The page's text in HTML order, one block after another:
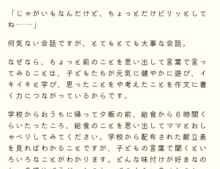
「じゃがいもなんだけど、ちょっとだけピリッとして
ね……」
何気ない会話ですが、とてもとても大事な会話。
なぜなら、ちょっと前のことを思い出して言葉で言っ
てみることは、子どもたちが元気に健やかに遊び、イ
キイキと学び、思ったことをや考えたことを作文に書
く力につながっているからです。
学校からおうちに帰って夕飯の前、給食から６時間く
らいたったころ、給食のことを思い出してママとおし
ゃべりしてみてください。学校から配布された献立表
を見ればわかることですが、子どもの言葉で聞くとい
ろいろなことがわかります。どんな味付けが好きなの